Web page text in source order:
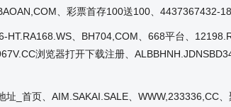
、彩票首存100送100、4437367432-
、BH704,COM、668平台、
浏览器打开下载注册、
_首页、AIM.SAKAI.SALE、WWW,233336,CC